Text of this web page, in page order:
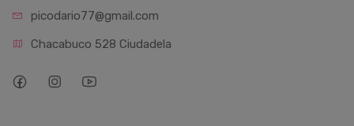
picodario77@gmail.com
Chacabuco 528 Ciudadela